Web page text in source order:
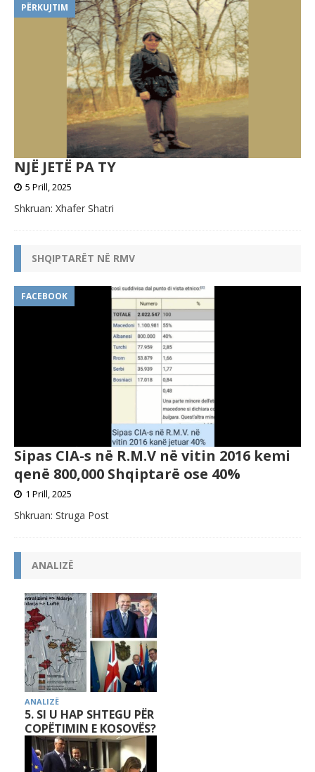
PËRKUJTIM
NJË JETË PA TY
5 Prill, 2025
Shkruan: Xhafer Shatri
SHQIPTARËT NË RMV
FACEBOOK
Sipas CIA-s në R.M.V në vitin 2016 kemi
qenë 800,000 Shqiptarë ose 40%
1 Prill, 2025
Shkruan: Struga Post
ANALIZË
ANALIZË
5. SI U HAP SHTEGU PËR
COPËTIMIN E KOSOVËS?